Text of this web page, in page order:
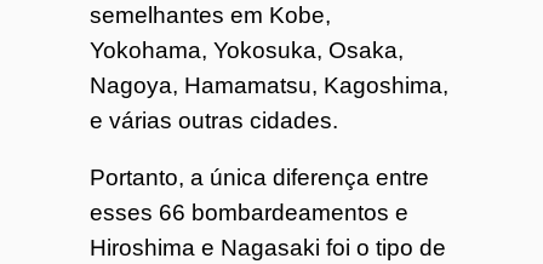
semelhantes em Kobe,
Yokohama, Yokosuka, Osaka,
Nagoya, Hamamatsu, Kagoshima,
e várias outras cidades.
Portanto, a única diferença entre
esses 66 bombardeamentos e
Hiroshima e Nagasaki foi o tipo de